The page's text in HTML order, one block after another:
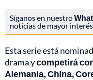
Síganos en nuestro
noticias de mayor interés
Esta serie está
drama ycompetirá
Alemania, China,